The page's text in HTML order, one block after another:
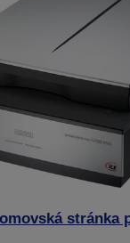
stránka